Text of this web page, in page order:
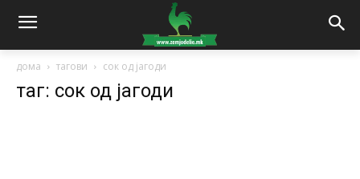
дома тагови сок од јагоди
таг: сок од јагоди